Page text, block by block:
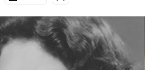
calcio 2026